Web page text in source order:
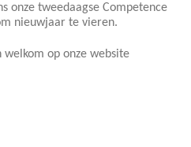
onze tweedaagse Competence
nieuwjaar te vieren.
welkom op onze website